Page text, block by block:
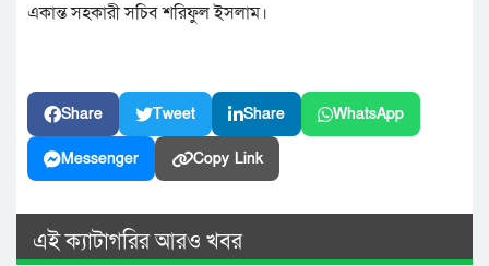
একান্ত সহকারী সচিব শরিফুল ইসলাম।
Share Tweet Share WhatsApp
Messenger Copy Link
এই ক্যাটাগরির আরও খবর